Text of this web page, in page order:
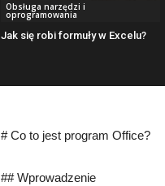
Obsługa narzędzi i
oprogramowania
Jak się robi formuły w Excelu?
# Co to jest program Office?
## Wprowadzenie